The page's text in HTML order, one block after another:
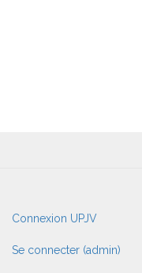
User
account
menu
Connexion UPJV
Se connecter (admin)